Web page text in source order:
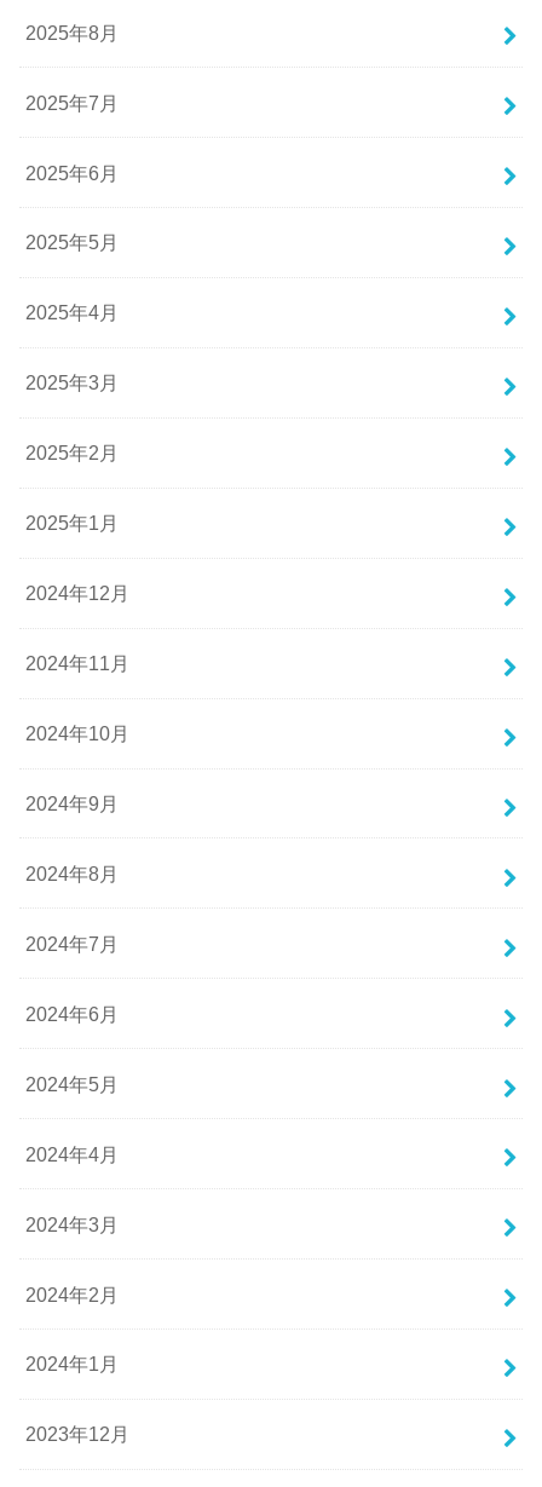
2025年8月
2025年7月
2025年6月
2025年5月
2025年4月
2025年3月
2025年2月
2025年1月
2024年12月
2024年11月
2024年10月
2024年9月
2024年8月
2024年7月
2024年6月
2024年5月
2024年4月
2024年3月
2024年2月
2024年1月
2023年12月